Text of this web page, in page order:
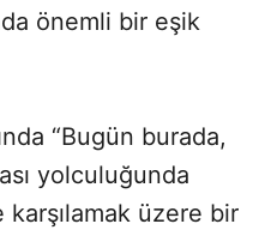
önemli bir eşik
“Bugün burada,
yolculuğunda
karşılamak üzere bir